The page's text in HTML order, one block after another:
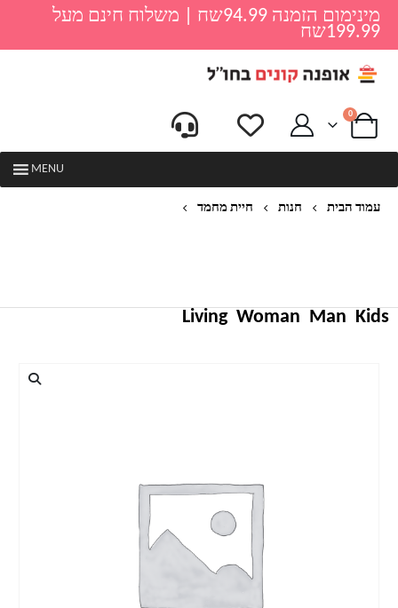
מינימום הזמנה 94.99שח | משלוח חינם מעל
199.99שח
0
MENU
עמוד הבית חנות חיית מחמד
Kids
Man
Woman
Living